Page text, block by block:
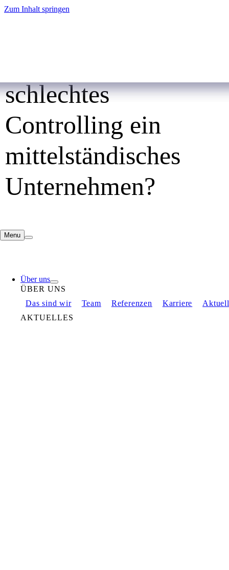
Zum Inhalt springen
Menu
Über uns
ÜBER UNS
Das sind wir
Team Referenzen Karriere
AKTUELLES
schlechtes
Controlling ein
mittelständisches
Unternehmen?